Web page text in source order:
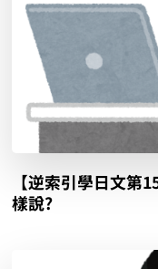
【逆索引學日文第
樣說?